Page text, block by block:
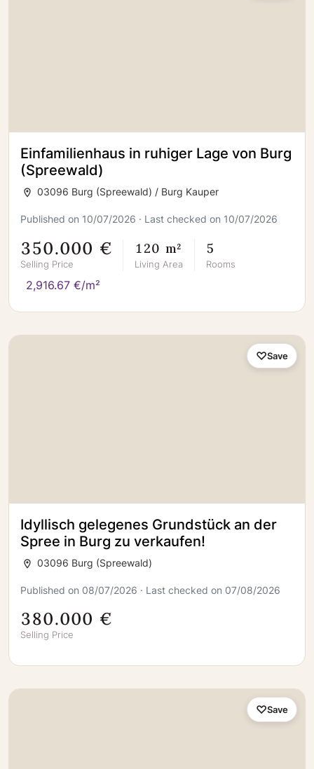
Einfamilienhaus in ruhiger Lage von Burg
(Spreewald)
03096 Burg (Spreewald) / Burg Kauper
Published on 10/07/2026 · Last checked on 10/07/2026
350.000 €
Selling Price
120 m²
Living Area
5
Rooms
2,916.67 €/m²
Idyllisch gelegenes Grundstück an der
Spree in Burg zu verkaufen!
03096 Burg (Spreewald)
Published on 08/07/2026 · Last checked on 07/08/2026
380.000 €
Selling Price
Save
Save